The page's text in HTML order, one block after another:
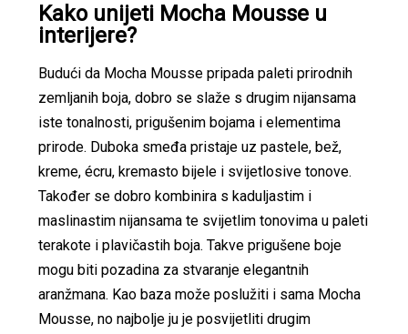
Kako unijeti Mocha Mousse u
interijere?
Budući da Mocha Mousse pripada paleti prirodnih
zemljanih boja, dobro se slaže s drugim nijansama
iste tonalnosti, prigušenim bojama i elementima
prirode. Duboka smeđa pristaje uz pastele, bež,
kreme, écru, kremasto bijele i svijetlosive tonove.
Također se dobro kombinira s kaduljastim i
maslinastim nijansama te svijetlim tonovima u paleti
terakote i plavičastih boja. Takve prigušene boje
mogu biti pozadina za stvaranje elegantnih
aranžmana. Kao baza može poslužiti i sama Mocha
Mousse, no najbolje ju je posvijetliti drugim